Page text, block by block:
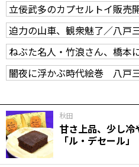
立佞武多のカプセルトイ販売
迫力の山車、観衆魅了／八戸
ねぶた名人・竹浪さん、橋本
闇夜に浮かぶ時代絵巻 八戸
秋田
甘さ上品、少し
「ル・デセール